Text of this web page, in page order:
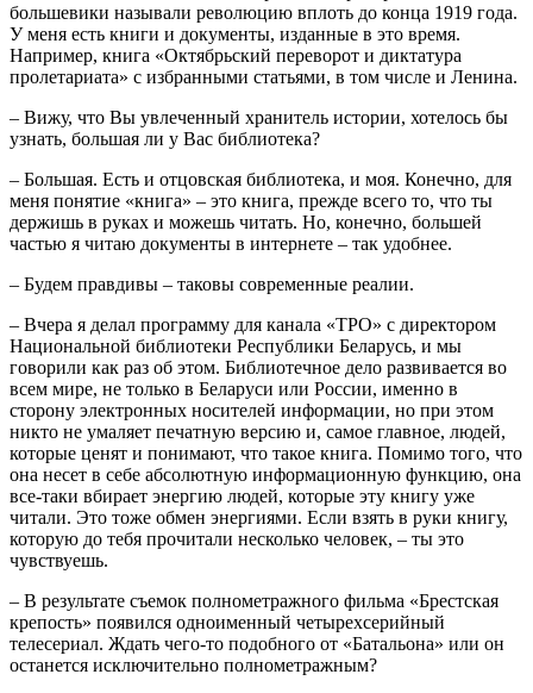
большевики называли революцию вплоть до конца 1919 года.
У меня есть книги и документы, изданные в это время.
Например, книга «Октябрьский переворот и диктатура
пролетариата» с избранными статьями, в том числе и Ленина.
– Вижу, что Вы увлеченный хранитель истории, хотелось бы
узнать, большая ли у Вас библиотека?
– Большая. Есть и отцовская библиотека, и моя. Конечно, для
меня понятие «книга» – это книга, прежде всего то, что ты
держишь в руках и можешь читать. Но, конечно, большей
частью я читаю документы в интернете – так удобнее.
– Будем правдивы – таковы современные реалии.
– Вчера я делал программу для канала «ТРО» с директором
Национальной библиотеки Республики Беларусь, и мы
говорили как раз об этом. Библиотечное дело развивается во
всем мире, не только в Беларуси или России, именно в
сторону электронных носителей информации, но при этом
никто не умаляет печатную версию и, самое главное, людей,
которые ценят и понимают, что такое книга. Помимо того, что
она несет в себе абсолютную информационную функцию, она
все-таки вбирает энергию людей, которые эту книгу уже
читали. Это тоже обмен энергиями. Если взять в руки книгу,
которую до тебя прочитали несколько человек, – ты это
чувствуешь.
– В результате съемок полнометражного фильма «Брестская
крепость» появился одноименный четырехсерийный
телесериал. Ждать чего-то подобного от «Батальона» или он
останется исключительно полнометражным?